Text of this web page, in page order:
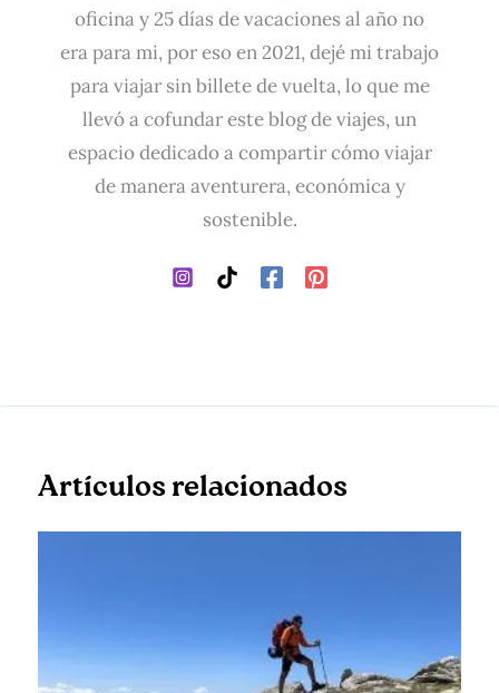
oficina y 25 días de vacaciones al año no
era para mi, por eso en 2021, dejé mi trabajo
para viajar sin billete de vuelta, lo que me
llevó a cofundar este blog de viajes, un
espacio dedicado a compartir cómo viajar
de manera aventurera, económica y
sostenible.
Artículos relacionados